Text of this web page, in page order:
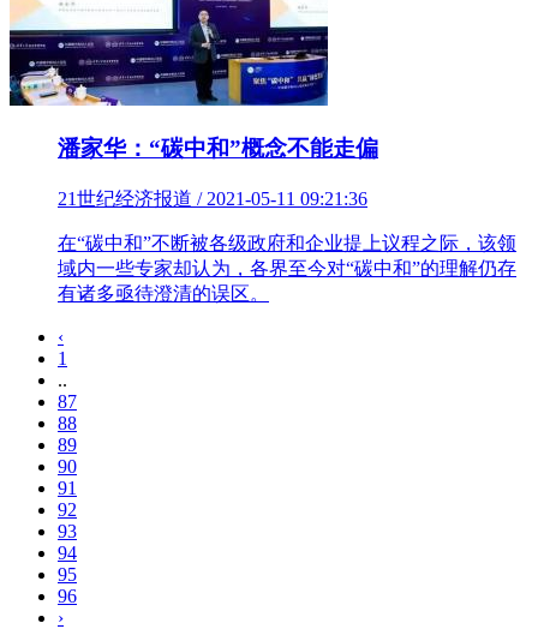
潘家华：“碳中和”概念不能走偏
21世纪经济报道 / 2021-05-11 09:21:36
在“碳中和”不断被各级政府和企业提上议程之际，该领
域内一些专家却认为，各界至今对“碳中和”的理解仍存
有诸多亟待澄清的误区。
‹
1
..
87
88
89
90
91
92
93
94
95
96
›